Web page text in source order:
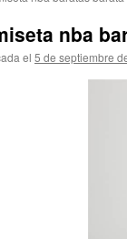
nba
el 5 de septiembre